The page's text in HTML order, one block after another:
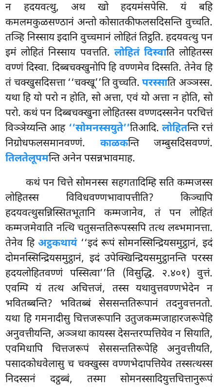
न हदयवत्थु, अथ खो हदयमंसपेसि. यं बहि
कमलमकुळसण्ठानं अन्तो कोसातकीफलसदिसन्ति वुच्चति.
तञ्हि निस्साय इदानिवुच्चमानं लोहितं तिट्ठति. हदयवत्थु पन
इमं लोहितं निस्साय पवत्तति. लोहितं दिस्वाति लोहितस्स
वण्णं दिस्वा. दिब्बचक्खुनोपि हि वण्णमेव दिस्सति. तेनेव हि
तं चक्खुसदिसत्ता ‘‘चक्खू’’ति वुच्चति.परस्साति अञ्ञस्स.
यथा हि यो परो न होति, सो अत्ता, एवं यो अत्ता न होति, सो
परो. कथं पन दिब्बचक्खुना लोहितस्स वण्णदस्सनेन परचित्तं
विञ्ञेय्यन्ति आह ‘‘सोमनस्सयुते’’तिआदि. लोहितन्ति रत्तं
निग्रोधफलसमानवण्णं. काळकन्ति जम्बुसदिसवण्णं.
तिलतेलूपमन्ति अनेन पसन्नभावमाह.
कथं पन चित्ते सोमनस्स सहगतादिम्हि सति कम्मजस्स
लोहितस्स विविधवण्णभावापत्तीति? किञ्चापि
हदयवत्थुसन्निस्सितभूतानि कम्मजानेव, तं पन लोहितं
कम्मजमेवाति नत्थि चतुसन्ततिरूपस्सपि तत्थ लब्भमानत्ता.
तेनेव हिअट्ठकथायं‘‘इदं रूपं सोमनस्सिन्द्रियसमुट्ठानं, इदं
दोमनस्सिन्द्रियसमुट्ठानं, इदं उपेक्खिन्द्रियसमुट्ठानन्ति परस्स
हदयलोहितवण्णं पस्सित्वा’’ति (विसुद्धि. २.४०१) वुत्तं.
एवम्पि यं तत्थ अचित्तजं, तस्स यथावुत्तवण्णभेदेन न
भवितब्बन्ति? भवितब्बं सेससन्ततिरूपानं तदनुवत्तनतो.
यथा हि गमनादीसु चित्तजरूपानि उतुजकम्मजाहारजरूपेहि
अनुवत्तीयन्ति, अञ्ञथा कायस्स देसन्तरप्पत्तियेव न सियाति,
एवमिधापि चित्तजरूपं सेससन्ततिरूपेहि अनुवत्तीयति,
पसादकोधवेलासु च चक्खुस्स वण्णभेदापत्तियेव तस्सत्थस्स
निदस्सनं दट्ठब्बं, तस्मा सोमनस्सादियुत्तचित्तानुरूपं